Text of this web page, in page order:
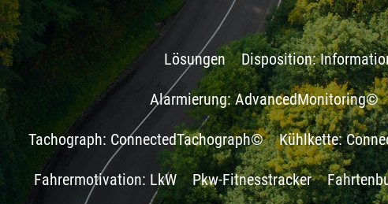
Lösungen
Disposition:
Alarmierung: AdvancedMonitoring©
Tachograph: ConnectedTachograph© Kühlkette:
Fahrermotivation: LkW Pkw-Fitnesstracker